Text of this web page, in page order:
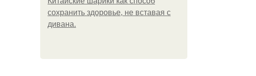
сохранить здоровье, не вставая с
дивана.